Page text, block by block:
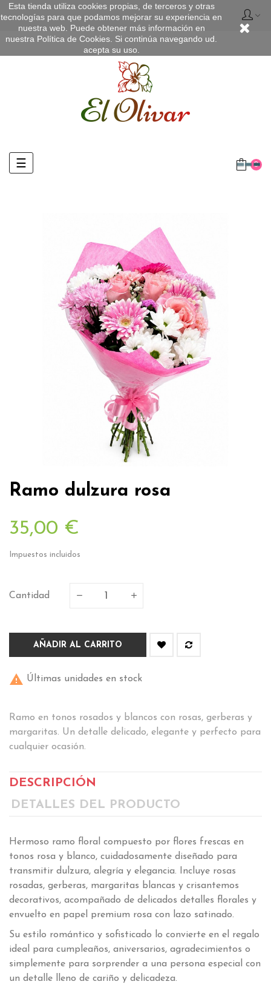
Esta tienda utiliza cookies propias, de terceros y otras
tecnologías para que podamos mejorar su experiencia en
nuestra web. Puede obtener más información en
nuestra Política de Cookies . Si continúa navegando ud.
acepta su uso.
Navegación
☰ 0
Ramo dulzura rosa
35,00 €
Impuestos incluidos
Cantidad
AÑADIR AL CARRITO
 Últimas unidades en stock
Ramo en tonos rosados y blancos con rosas, gerberas y
margaritas. Un detalle delicado, elegante y perfecto para
cualquier ocasión.
DESCRIPCIÓN
DETALLES DEL PRODUCTO
Hermoso ramo floral compuesto por flores frescas en
tonos rosa y blanco, cuidadosamente diseñado para
transmitir dulzura, alegría y elegancia. Incluye rosas
rosadas, gerberas, margaritas blancas y crisantemos
decorativos, acompañado de delicados detalles florales y
envuelto en papel premium rosa con lazo satinado.
Su estilo romántico y sofisticado lo convierte en el regalo
ideal para cumpleaños, aniversarios, agradecimientos o
simplemente para sorprender a una persona especial con
un detalle lleno de cariño y delicadeza.